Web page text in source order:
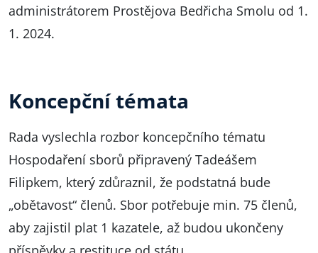
administrátorem Prostějova Bedřicha Smolu od 1.
1. 2024.
Koncepční témata
Rada vyslechla rozbor koncepčního tématu
Hospodaření sborů připravený Tadeášem
Filipkem, který zdůraznil, že podstatná bude
„obětavost“ členů. Sbor potřebuje min. 75 členů,
aby zajistil plat 1 kazatele, až budou ukončeny